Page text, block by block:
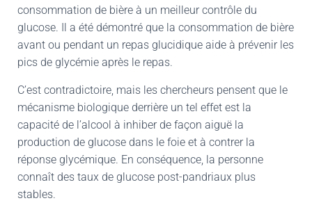
consommation de bière à un meilleur contrôle du
glucose. Il a été démontré que la consommation de bière
avant ou pendant un repas glucidique aide à prévenir les
pics de glycémie après le repas.
C’est contradictoire, mais les chercheurs pensent que le
mécanisme biologique derrière un tel effet est la
capacité de l’alcool à inhiber de façon aiguë la
production de glucose dans le foie et à contrer la
réponse glycémique. En conséquence, la personne
connaît des taux de glucose post-pandriaux plus
stables.